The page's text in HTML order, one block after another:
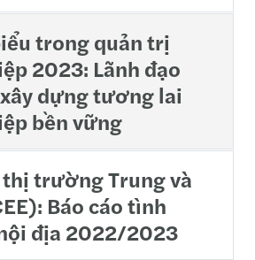
trong quản trị
2023: Lãnh đạo
dựng tương lai
bền vững
trường Trung và
Báo cáo tình
địa 2022/2023